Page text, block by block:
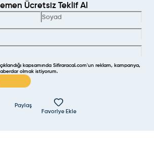
Ücretsiz Teklif Al
kapsamında Sifiraracal.com'un reklam, kampanya,
olmak istiyorum.
Paylaş
Favoriye Ekle